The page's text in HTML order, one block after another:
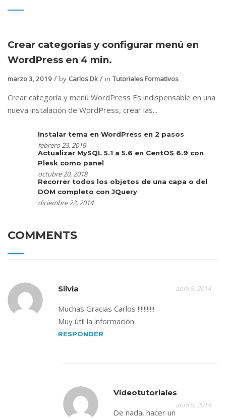
Crear categorías y configurar menú en
WordPress en 4 min.
marzo 3, 2019 by Carlos Dk in Tutoriales Formativos
Crear categoría y menú WordPress Es indispensable en una
nueva instalación de WordPress, crear las...
Instalar tema en WordPress en 2 pasos
febrero 23, 2019
Actualizar MySQL 5.1 a 5.6 en CentOS 6.9 con
Plesk como panel
octubre 20, 2018
Recorrer todos los objetos de una capa o del
DOM completo con JQuery
diciembre 22, 2014
COMMENTS
Silvia abril 9, 2014
Muchas Gracias Carlos !!!!!!!!!!!
Muy útil la información.
RESPONDER
Videotutoriales
abril 9, 2014
De nada, hacer un